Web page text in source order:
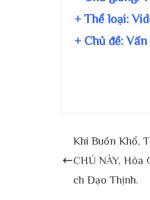
+ Thể loại:
+ Chủ đề:Vấn
Khi Buồn Khổ,
CHÚ NÀY, Hóa
ch Đạo Thịnh.